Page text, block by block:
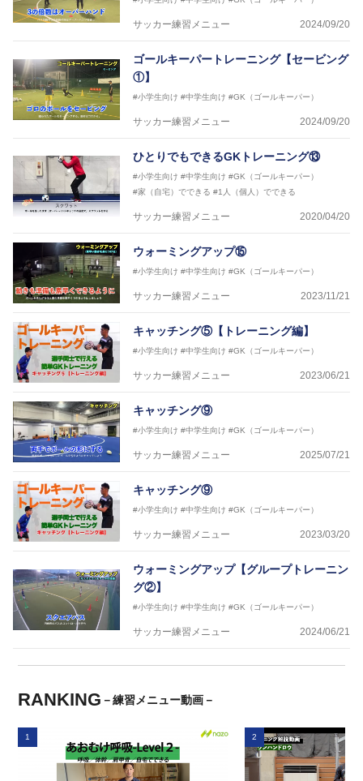
サッカー練習メニュー 2024/09/20
ゴールキーパートレーニング【セービング
①】
#小学生向け #中学生向け #GK（ゴールキーパー）
サッカー練習メニュー 2024/09/20
ひとりでもできるGKトレーニング⑬
#小学生向け #中学生向け #GK（ゴールキーパー）
#家（自宅）でできる #1人（個人）でできる
サッカー練習メニュー 2020/04/20
ウォーミングアップ⑮
#小学生向け #中学生向け #GK（ゴールキーパー）
サッカー練習メニュー 2023/11/21
キャッチング⑤【トレーニング編】
#小学生向け #中学生向け #GK（ゴールキーパー）
サッカー練習メニュー 2023/06/21
キャッチング⑨
#小学生向け #中学生向け #GK（ゴールキーパー）
サッカー練習メニュー 2025/07/21
キャッチング⑨
#小学生向け #中学生向け #GK（ゴールキーパー）
サッカー練習メニュー 2023/03/20
ウォーミングアップ【グループトレーニン
グ②】
#小学生向け #中学生向け #GK（ゴールキーパー）
サッカー練習メニュー 2024/06/21
RANKING －練習メニュー動画－
1 2